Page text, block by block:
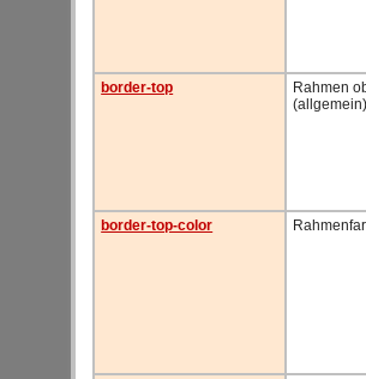
border-top
Rahmen
border-top-color